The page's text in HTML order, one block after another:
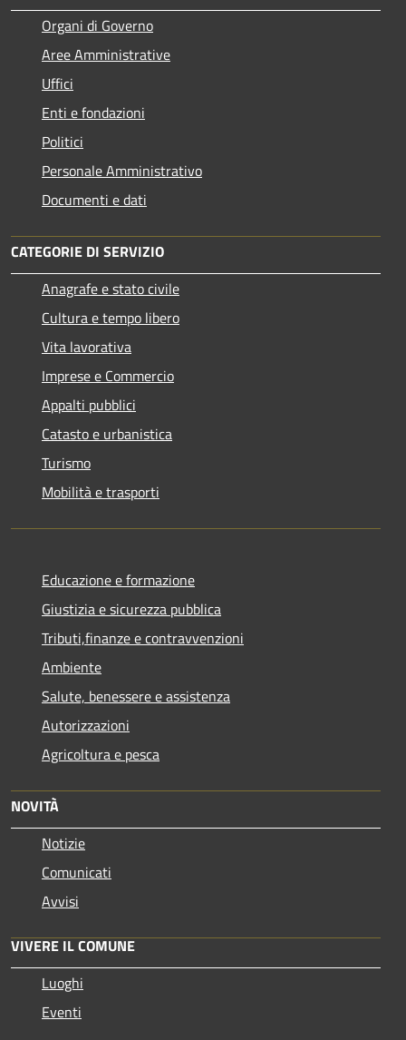
Organi di Governo
Aree Amministrative
Uffici
Enti e fondazioni
Politici
Personale Amministrativo
Documenti e dati
CATEGORIE DI SERVIZIO
Anagrafe e stato civile
Cultura e tempo libero
Vita lavorativa
Imprese e Commercio
Appalti pubblici
Catasto e urbanistica
Turismo
Mobilità e trasporti
Educazione e formazione
Giustizia e sicurezza pubblica
Tributi,finanze e contravvenzioni
Ambiente
Salute, benessere e assistenza
Autorizzazioni
Agricoltura e pesca
NOVITÀ
Notizie
Comunicati
Avvisi
VIVERE IL COMUNE
Luoghi
Eventi